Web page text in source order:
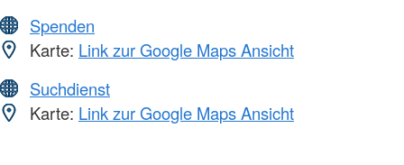
Spenden
Karte: Link zur Google Maps Ansicht
Suchdienst
Karte: Link zur Google Maps Ansicht